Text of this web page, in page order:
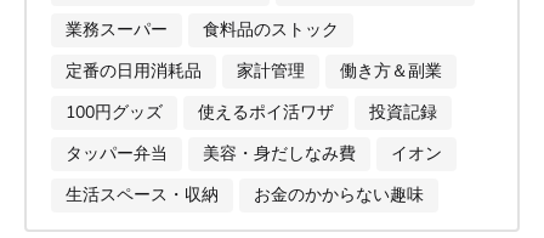
業務スーパー
食料品のストック
定番の日用消耗品
家計管理
働き方＆副業
100円グッズ
使えるポイ活ワザ
投資記録
タッパー弁当
美容・身だしなみ費
イオン
生活スペース・収納
お金のかからない趣味